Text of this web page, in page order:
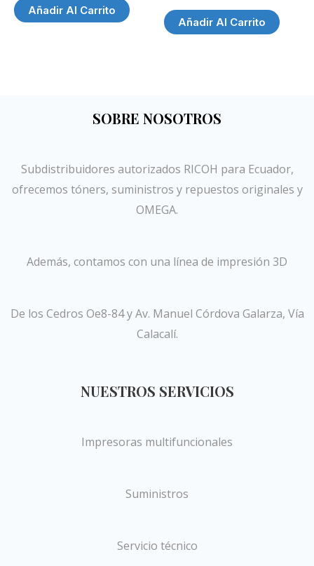
Añadir Al Carrito
Añadir Al Carrito
SOBRE NOSOTROS
Subdistribuidores autorizados RICOH para Ecuador,
ofrecemos tóners, suministros y repuestos originales y
OMEGA.
Además, contamos con una línea de impresión 3D
De los Cedros Oe8-84 y Av. Manuel Córdova Galarza, Vía
Calacalí.
NUESTROS SERVICIOS
Impresoras multifuncionales
Suministros
Servicio técnico